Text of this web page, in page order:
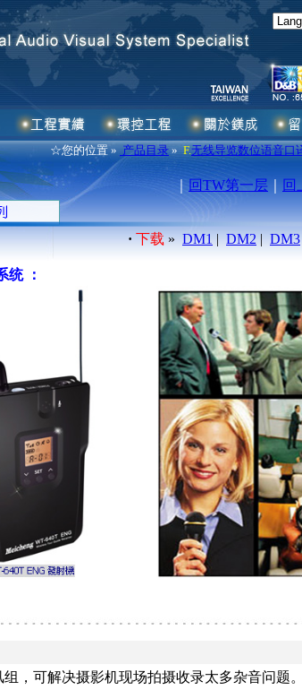
☆您的位置 » 产品目录 » F.无线导览数位语音口
｜回TW第一层 回
·下载»DM1|DM2|DM3
统 ：
，可解决摄影机现场拍摄收录太多杂音问题